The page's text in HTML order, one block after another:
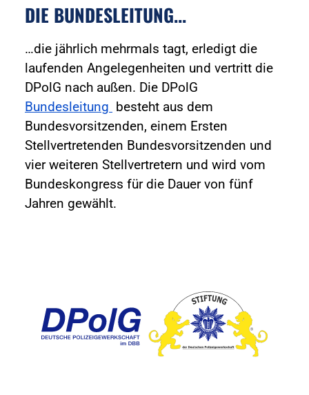
DIE BUNDESLEITUNG...
…die jährlich mehrmals tagt, erledigt die
laufenden Angelegenheiten und vertritt die
DPolG nach außen. Die DPolG
Bundesleitung besteht aus dem
Bundesvorsitzenden, einem Ersten
Stellvertretenden Bundesvorsitzenden und
vier weiteren Stellvertretern und wird vom
Bundeskongress für die Dauer von fünf
Jahren gewählt.